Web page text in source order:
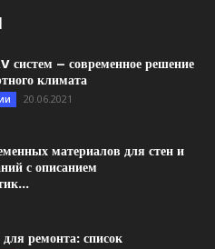
систем – современное решение
климата
20.06.2021
материалов для стен и
с описанием
ремонта: список